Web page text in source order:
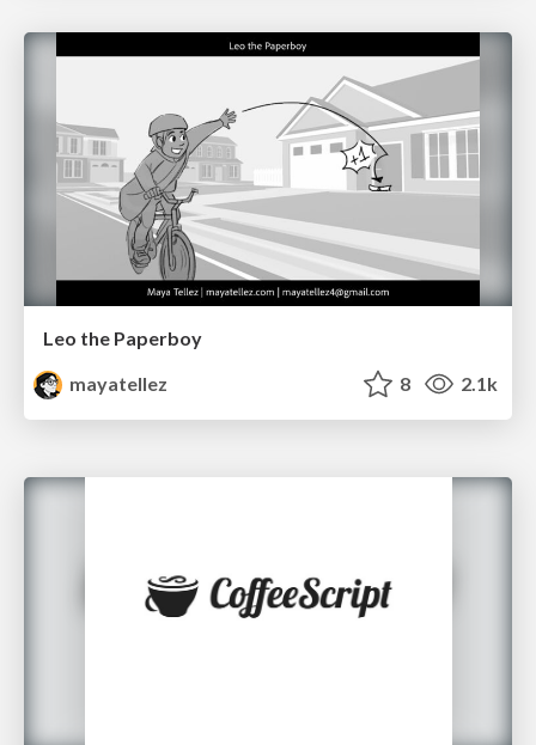
Leo the Paperboy
mayatellez
8 2.1k